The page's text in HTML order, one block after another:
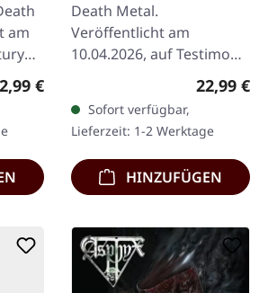
|
am
Preis:
€
Death Metal.
Veröffentlicht am
10.04.2026, auf Testimony
Records. Schwarzes Vinyl
im Standard-Cover.
Enthält 2-seitiges Insert
und polyliniertes…
22,99 €
Sofort verfügbar,
Lieferzeit: 1-2 Werktage
HINZUFÜGEN